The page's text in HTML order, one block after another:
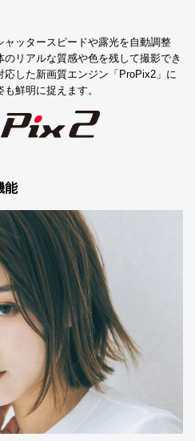
ッタースピードや露光を自動調整
リアルな質感や色を残して撮影でき
応した新画質エンジン「ProPix2」に
鮮明に捉えます。
能